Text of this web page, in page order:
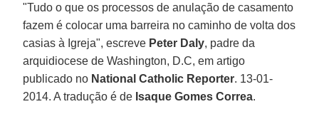
"Tudo o que os processos de anulação de casamento
fazem é colocar uma barreira no caminho de volta dos
casias à Igreja", escreve Peter Daly, padre da
arquidiocese de Washington, D.C, em artigo
publicado no National Catholic Reporter. 13-01-
2014. A tradução é de Isaque Gomes Correa.